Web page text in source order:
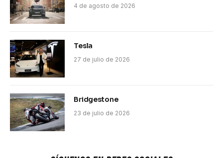
4 de agosto de 2026
Tesla
27 de julio de 2026
Bridgestone
23 de julio de 2026